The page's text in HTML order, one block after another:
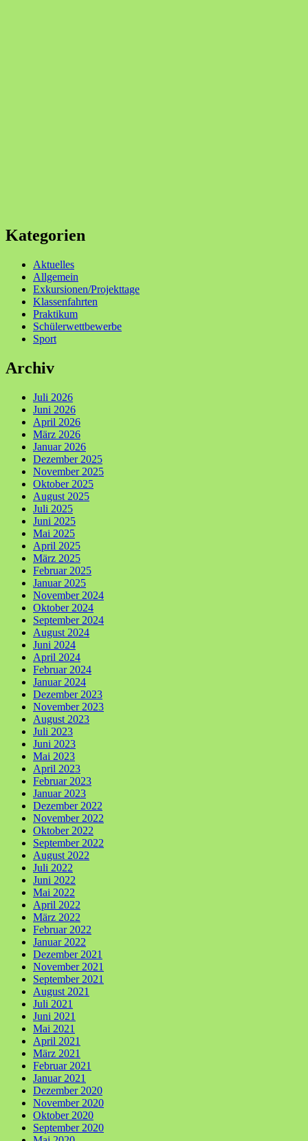
Kategorien
Aktuelles
Allgemein
Exkursionen/Projekttage
Klassenfahrten
Praktikum
Schülerwettbewerbe
Sport
Archiv
Juli 2026
Juni 2026
April 2026
März 2026
Januar 2026
Dezember 2025
November 2025
Oktober 2025
August 2025
Juli 2025
Juni 2025
Mai 2025
April 2025
März 2025
Februar 2025
Januar 2025
November 2024
Oktober 2024
September 2024
August 2024
Juni 2024
April 2024
Februar 2024
Januar 2024
Dezember 2023
November 2023
August 2023
Juli 2023
Juni 2023
Mai 2023
April 2023
Februar 2023
Januar 2023
Dezember 2022
November 2022
Oktober 2022
September 2022
August 2022
Juli 2022
Juni 2022
Mai 2022
April 2022
März 2022
Februar 2022
Januar 2022
Dezember 2021
November 2021
September 2021
August 2021
Juli 2021
Juni 2021
Mai 2021
April 2021
März 2021
Februar 2021
Januar 2021
Dezember 2020
November 2020
Oktober 2020
September 2020